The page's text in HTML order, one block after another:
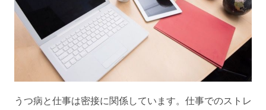
うつ病と仕事は密接に関係しています。仕事でのストレ